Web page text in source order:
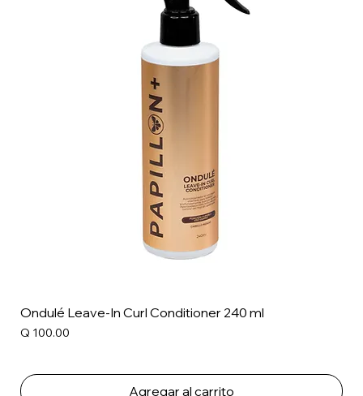
Ondulé Leave-In Curl Conditioner 240 ml
Precio
Q 100.00
Agregar al carrito